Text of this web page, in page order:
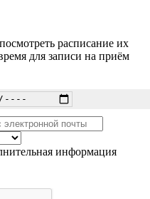
расписание их
для записи на приём
информация